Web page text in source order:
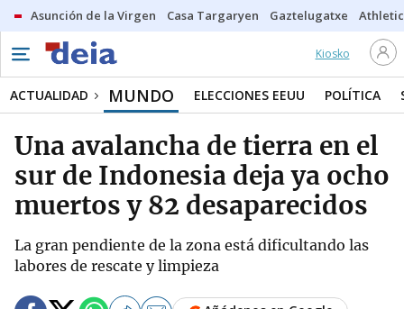
Asunción de la Virgen Casa Targaryen Gaztelugatxe Athletic
Kiosko
ACTUALIDAD MUNDO ELECCIONES EEUU POLÍTICA
Una avalancha de tierra en el
sur de Indonesia deja ya ocho
muertos y 82 desaparecidos
La gran pendiente de la zona está dificultando las
labores de rescate y limpieza